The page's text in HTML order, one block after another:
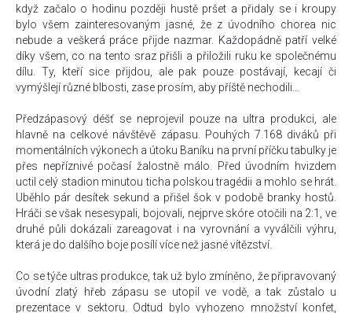
když začalo o hodinu později hustě pršet a přidaly se i kroupy
bylo všem zainteresovaným jasné, že z úvodního chorea nic
nebude a veškerá práce přijde nazmar. Každopádně patří velké
díky všem, co na tento sraz přišli a přiložili ruku ke společnému
dílu. Ty, kteří sice přijdou, ale pak pouze postávají, kecají či
vymýšlejí různé blbosti, zase prosím, aby příště nechodili…
Předzápasový déšť se neprojevil pouze na ultra produkci, ale
hlavně na celkové návštěvě zápasu. Pouhých 7.168 diváků při
momentálních výkonech a útoku Baníku na první příčku tabulky je
přes nepříznivé počasí žalostně málo. Před úvodním hvizdem
uctil celý stadion minutou ticha polskou tragédii a mohlo se hrát.
Uběhlo pár desítek sekund a přišel šok v podobě branky hostů.
Hráči se však nesesypali, bojovali, nejprve skóre otočili na 2:1, ve
druhé půli dokázali zareagovat i na vyrovnání a vyválčili výhru,
která je do dalšího boje posílí více než jasné vítězství.
Co se týče ultras produkce, tak už bylo zmíněno, že připravovaný
úvodní zlatý hřeb zápasu se utopil ve vodě, a tak zůstalo u
prezentace v sektoru. Odtud bylo vyhozeno množství konfet,